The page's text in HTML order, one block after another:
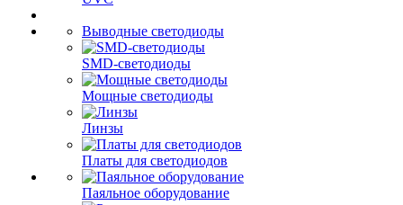
Выводные светодиоды
SMD-светодиоды
Мощные светодиоды
Линзы
Платы для светодиодов
Паяльное оборудование